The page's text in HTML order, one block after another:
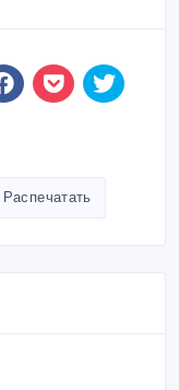
Распечатать